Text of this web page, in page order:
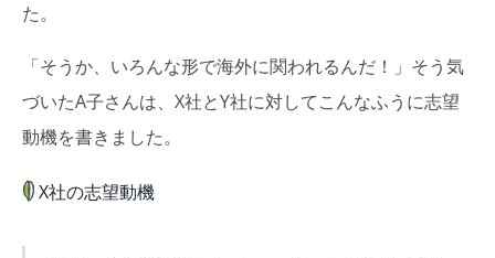
た。
「そうか、いろんな形で海外に関われるんだ！」そう気
づいたA子さんは、X社とY社に対してこんなふうに志望
動機を書きました。
X社の志望動機